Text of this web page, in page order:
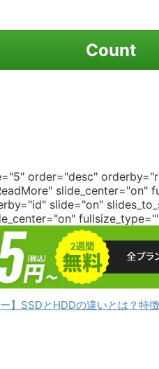
Count
order="desc"
slide_center="on"
slide="on"
ー】SSDとHDDの違いとは？特